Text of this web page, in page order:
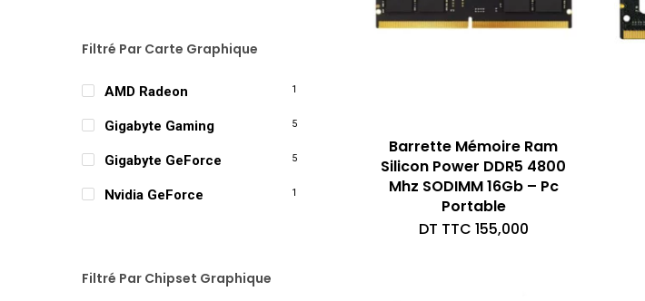
Filtré Par Carte Graphique
AMD Radeon 1
Gigabyte Gaming 5
Gigabyte GeForce 5
Nvidia GeForce 1
Filtré Par Chipset Graphique
Barrette Mémoire Ram
Silicon Power DDR5 4800
Mhz SODIMM 16Gb – Pc
Portable
DT TTC 155,000